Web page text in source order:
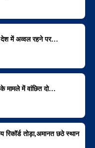
देश में अव्वल रहने पर…
मामले में वांछित दो…
तोड़ा,अमानत छठे स्थान